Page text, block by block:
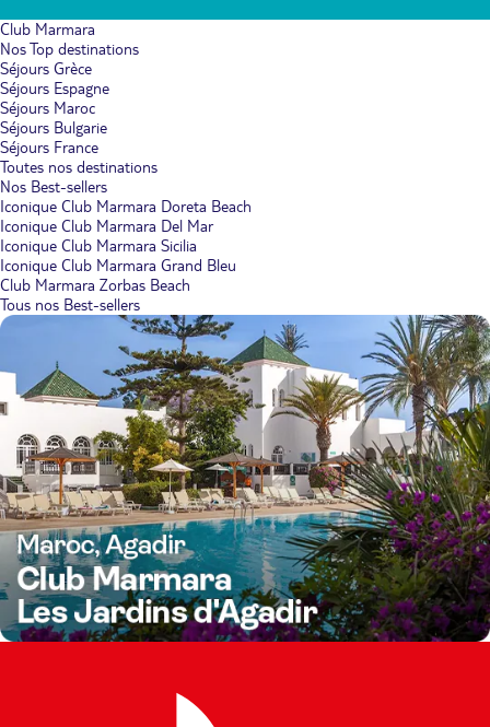
Club Marmara
Nos Top destinations
Séjours Grèce
Séjours Espagne
Séjours Maroc
Séjours Bulgarie
Séjours France
Toutes nos destinations
Nos Best-sellers
Iconique Club Marmara Doreta Beach
Iconique Club Marmara Del Mar
Iconique Club Marmara Sicilia
Iconique Club Marmara Grand Bleu
Club Marmara Zorbas Beach
Tous nos Best-sellers